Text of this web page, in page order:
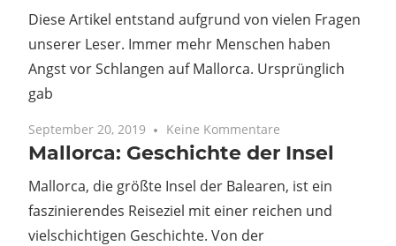
Diese Artikel entstand aufgrund von vielen Fragen
unserer Leser. Immer mehr Menschen haben
Angst vor Schlangen auf Mallorca. Ursprünglich
gab
September 20, 2019 Keine Kommentare
Mallorca: Geschichte der Insel
Mallorca, die größte Insel der Balearen, ist ein
faszinierendes Reiseziel mit einer reichen und
vielschichtigen Geschichte. Von der